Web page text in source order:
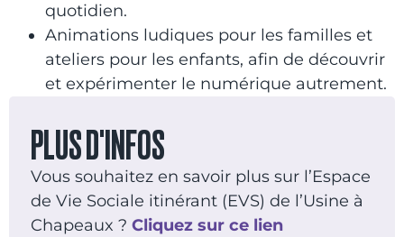
quotidien.
Animations ludiques pour les familles et
ateliers pour les enfants, afin de découvrir
et expérimenter le numérique autrement.
PLUS D'INFOS
Vous souhaitez en savoir plus sur l’Espace
de Vie Sociale itinérant (EVS) de l’Usine à
Chapeaux ? Cliquez sur ce lien